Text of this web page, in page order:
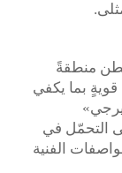
منطقةً
بما يكفي
التحمّل في
الفنية